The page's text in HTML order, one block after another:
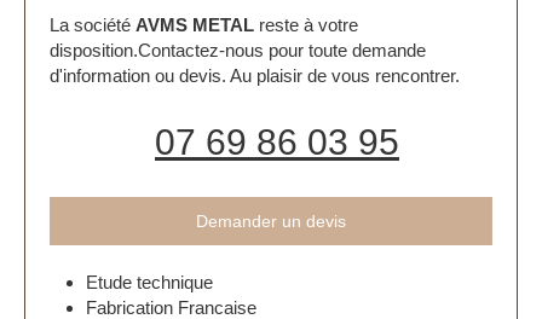
La société AVMS METAL reste à votre
disposition.Contactez-nous pour toute demande
d'information ou devis. Au plaisir de vous rencontrer.
07 69 86 03 95
Demander un devis
Etude technique
Fabrication Francaise